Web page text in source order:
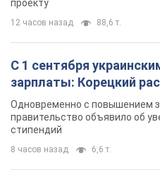
проекту
12 часов назад 88,6 т.
С 1 сентября
зарплаты: Корецкий
Одновременно с повышением
правительство объявило об
стипендий
8 часов назад 6,6 т.